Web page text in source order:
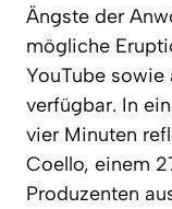
Ängste der
mögliche
YouTube
verfügbar. In
vier Minuten
Coello, einem
Produzenten